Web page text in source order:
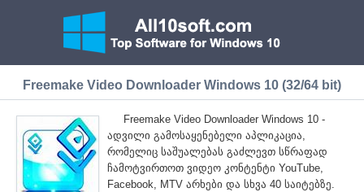
Freemake Video Downloader Windows 10 (32/64 bit)
Freemake Video Downloader Windows 10 -
ადვილი გამოსაყენებელი აპლიკაცია,
რომელიც საშუალებას გაძლევთ სწრაფად
ჩამოტვირთოთ ვიდეო კონტენტი YouTube,
Facebook, MTV არხები და სხვა 40 საიტებზე.